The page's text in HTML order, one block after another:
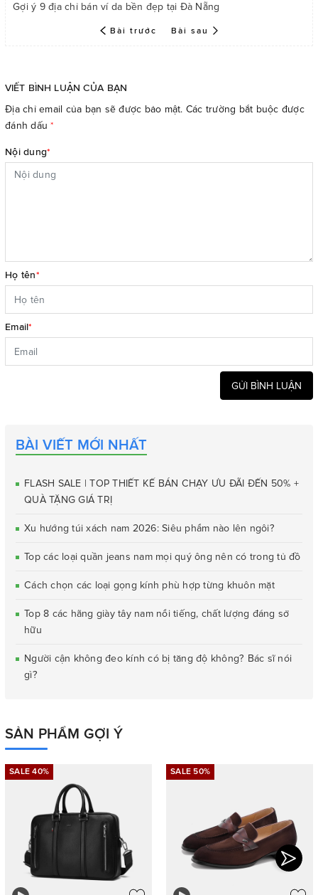
Gợi ý 9 địa chỉ bán ví da bền đẹp tại Đà Nẵng
Bài trước Bài sau
VIẾT BÌNH LUẬN CỦA BẠN
Địa chỉ email của bạn sẽ được bảo mật. Các trường bắt buộc được
đánh dấu*
Nội dung*
Họ tên*
Email*
GỬI BÌNH LUẬN
BÀI VIẾT MỚI NHẤT
FLASH SALE | TOP THIẾT KẾ BÁN CHẠY ƯU ĐÃI ĐẾN 50% +
QUÀ TẶNG GIÁ TRỊ
Xu hướng túi xách nam 2026: Siêu phẩm nào lên ngôi?
Top các loại quần jeans nam mọi quý ông nên có trong tủ đồ
Cách chọn các loại gọng kính phù hợp từng khuôn mặt
Top 8 các hãng giày tây nam nổi tiếng, chất lượng đáng sở
hữu
Người cận không đeo kính có bị tăng độ không? Bác sĩ nói
gì?
SẢN PHẨM GỢI Ý
SALE 40% SALE 50%